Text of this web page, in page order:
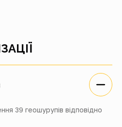
39 геошурупів відповідно